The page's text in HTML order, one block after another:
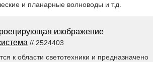
и планарные волноводы и т.д.
изображение
// 2524403
к области светотехники и предназначено